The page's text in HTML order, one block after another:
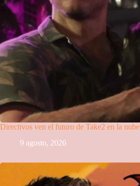
Directivos ven el futuro de Take2 en la nube
9 agosto, 2026